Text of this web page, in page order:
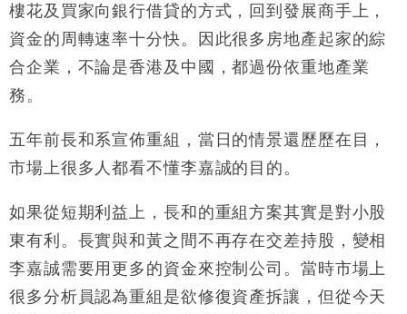
樓花及買家向銀行借貸的方式，回到發展商手上，
資金的周轉速率十分快。因此很多房地產起家的綜
合企業，不論是香港及中國，都過份依重地產業
務。
五年前長和系宣佈重組，當日的情景還歷歷在目，
市場上很多人都看不懂李嘉誠的目的。
如果從短期利益上，長和的重組方案其實是對小股
東有利。長實與和黃之間不再存在交差持股，變相
李嘉誠需要用更多的資金來控制公司。當時市場上
很多分析員認為重組是欲修復資產拆讓，但從今天